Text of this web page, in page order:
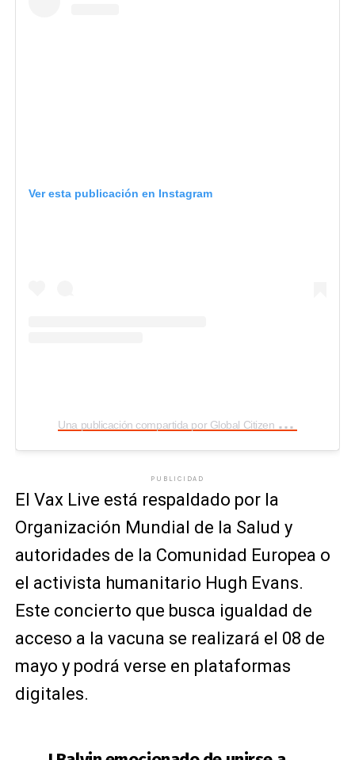
Ver esta publicación en Instagram
U
na publicación compartida por Global Citizen (@glblctzn)
PUBLICIDAD
El Vax Live está respaldado por la
Organización Mundial de la Salud y
autoridades de la Comunidad Europea o
el activista humanitario Hugh Evans.
Este concierto que busca igualdad de
acceso a la vacuna se realizará el 08 de
mayo y podrá verse en plataformas
digitales.